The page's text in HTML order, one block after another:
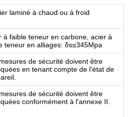
laminé à chaud ou à froid
à faible teneur en carbone, acier à
teneur en alliages: δs≤345Mpa
de sécurité doivent être
en tenant compte de l'état de
de sécurité doivent être
conformément à l'annexe II.